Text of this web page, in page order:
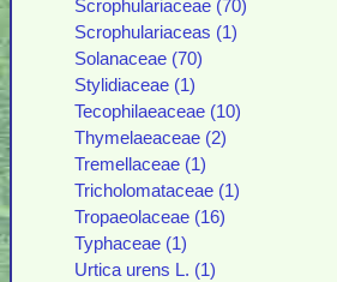
Scrophulariaceae (70)
Scrophulariaceas (1)
Solanaceae (70)
Stylidiaceae (1)
Tecophilaeaceae (10)
Thymelaeaceae (2)
Tremellaceae (1)
Tricholomataceae (1)
Tropaeolaceae (16)
Typhaceae (1)
Urtica urens L. (1)